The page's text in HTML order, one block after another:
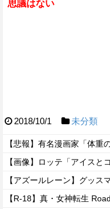
思議はない
2018/10/1 未分類